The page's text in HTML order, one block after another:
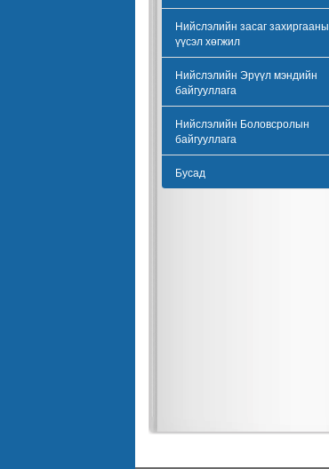
Нийслэлийн засаг захиргааны
үүсэл хөгжил
Нийслэлийн Эрүүл мэндийн
байгууллага
Нийслэлийн Боловсролын
байгууллага
Бусад